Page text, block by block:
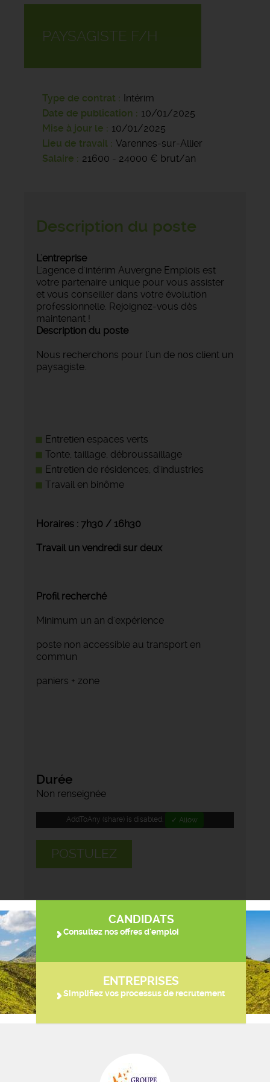
PAYSAGISTE F/H
Type de contrat
Intérim
Date de publication
10/01/2025
Mise à jour le
10/01/2025
Lieu de travail
Varennes-sur-Allier
Salaire
21600 - 24000 € brut/an
Description du poste
L'entreprise
L'agence d'intérim Auvergne Emplois est
votre partenaire unique pour vous assister
et vous conseiller dans votre évolution
professionnelle. Rejoignez-vous dès
maintenant !
Description du poste
Nous recherchons pour l'un de nos client un
paysagiste.
Entretien espaces verts
Tonte, taillage, débroussaillage
Entretien de résidences, d'industries
Travail en binôme
Horaires : 7h30 / 16h30
Travail un vendredi sur deux
Profil recherché
Minimum un an d'expérience
poste non accessible au transport en
commun
paniers + zone
Durée
Non renseignée
AddToAny (share) is disabled. ✓ Allow
POSTULEZ
CANDIDATS
Consultez nos offres d'emploi
ENTREPRISES
Simplifiez vos processus de recrutement